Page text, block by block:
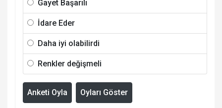
Gayet Başarılı
İdare Eder
Daha iyi olabilirdi
Renkler değişmeli
Anketi Oyla Oyları Göster